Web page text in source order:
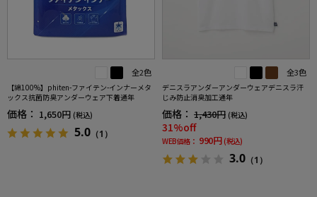
全2色
【綿100%】phiten-ファイテン-インナーメタ
ックス抗菌防臭アンダーウェア下着通年
価格： 1,650円 (税込)
5.0 （1）
全3色
デニスラアンダーアンダーウェアデニスラ汗
じみ防止消臭加工通年
価格： 1,430円 (税込)
31%off
WEB価格： 990円 (税込)
3.0 （1）